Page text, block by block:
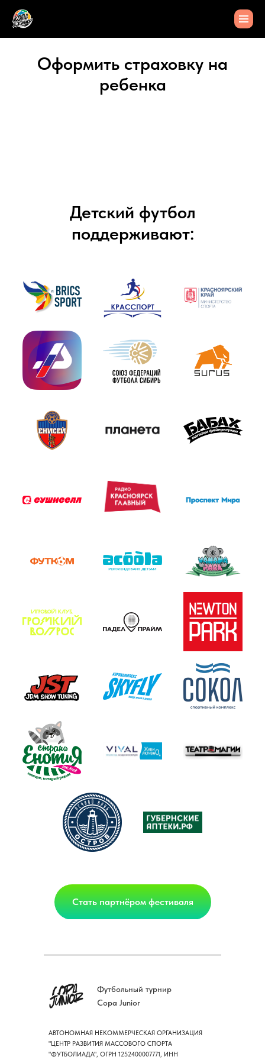
Оформить страховку на
ребенка
Детский футбол
поддерживают:
Стать партнёром фестиваля
АВТОНОМНАЯ НЕКОММЕРЧЕСКАЯ ОРГАНИЗАЦИЯ
"ЦЕНТР РАЗВИТИЯ МАССОВОГО СПОРТА
"ФУТБОЛИАДА", ОГРН 1252400007771, ИНН
Футбольный турнир
Copa Junior